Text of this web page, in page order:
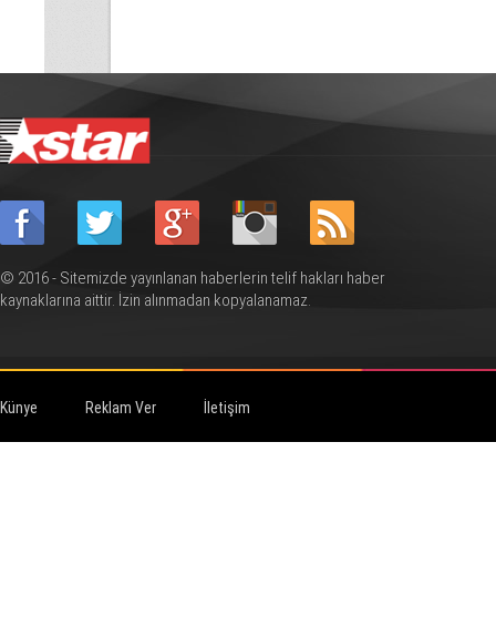
© 2016 - Sitemizde yayınlanan haberlerin telif hakları haber
kaynaklarına aittir. İzin alınmadan kopyalanamaz.
Künye Reklam Ver İletişim